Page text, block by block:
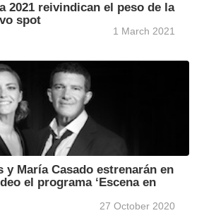
2021 reivindican el peso de la
spot
1 March 2021
y María Casado estrenarán en
el programa ‘Escena en
27 October 2020